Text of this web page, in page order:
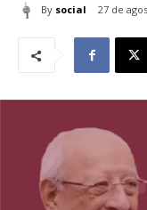
By social 27 de